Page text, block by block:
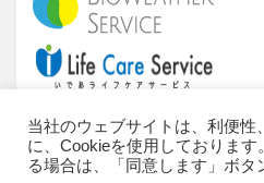
当サイトについて
当社のウェブサイトは、利便性
に、Cookieを使用しておりま
る場合は、「同意します」ボタ